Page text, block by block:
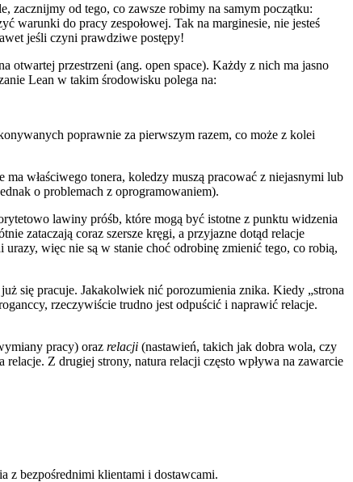
zacznijmy od tego, co zawsze robimy na samym początku:
warunki do pracy zespołowej. Tak na marginesie, nie jesteś
jeśli czyni prawdziwe postępy!
otwartej przestrzeni (ang. open space). Każdy z nich ma jasno
Lean w takim środowisku polega na:
poprawnie za pierwszym razem, co może z kolei
właściwego tonera, koledzy muszą pracować z niejasnymi lub
o problemach z oprogramowaniem).
lawiny próśb, które mogą być istotne z punktu widzenia
zataczają coraz szersze kręgi, a przyjazne dotąd relacje
więc nie są w stanie choć odrobinę zmienić tego, co robią,
się pracuje. Jakakolwiek nić porozumienia znika. Kiedy „strona
rzeczywiście trudno jest odpuścić i naprawić relacje.
pracy) oraz relacji (nastawień, takich jak dobra wola, czy
Z drugiej strony, natura relacji często wpływa na zawarcie
z bezpośrednimi klientami i dostawcami.